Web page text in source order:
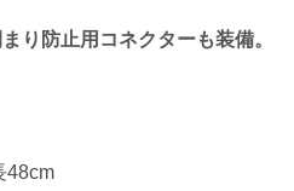
り防止用コネクターも装備。
48cm